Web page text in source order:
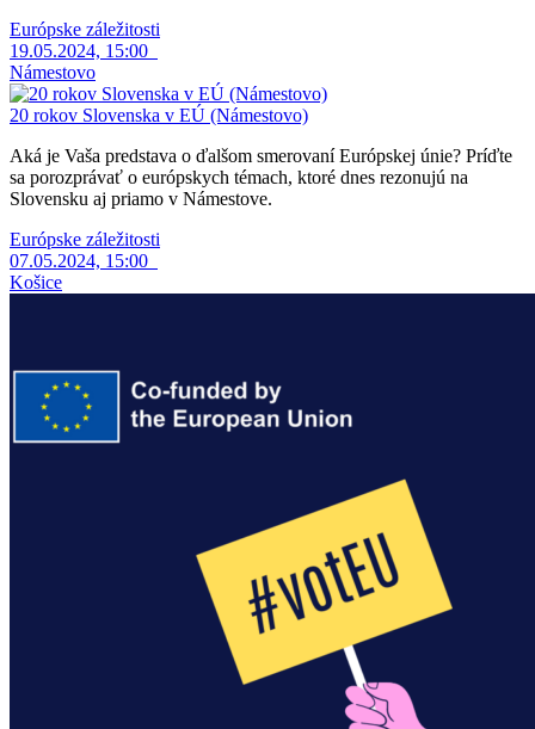
Európske záležitosti
19.05.2024, 15:00
Námestovo
20 rokov Slovenska v EÚ (Námestovo)
Aká je Vaša predstava o ďalšom smerovaní Európskej únie? Príďte
sa porozprávať o európskych témach, ktoré dnes rezonujú na
Slovensku aj priamo v Námestove.
Európske záležitosti
07.05.2024, 15:00
Košice